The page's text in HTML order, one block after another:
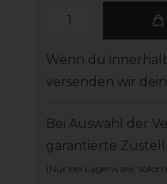
Wenn du
versenden wir
Bei Auswahl der
garantierte
(Nur bei Lagerware,